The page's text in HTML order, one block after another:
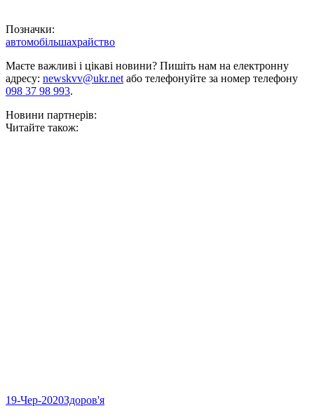
Позначки:
автомобільшахрайство
Маєте важливі і цікаві новини? Пишіть нам на електронну
адресу: newskvv@ukr.net або телефонуйте за номер телефону
098 37 98 993.
Новини партнерів:
Читайте також:
19-Чер-2020Здоров'я